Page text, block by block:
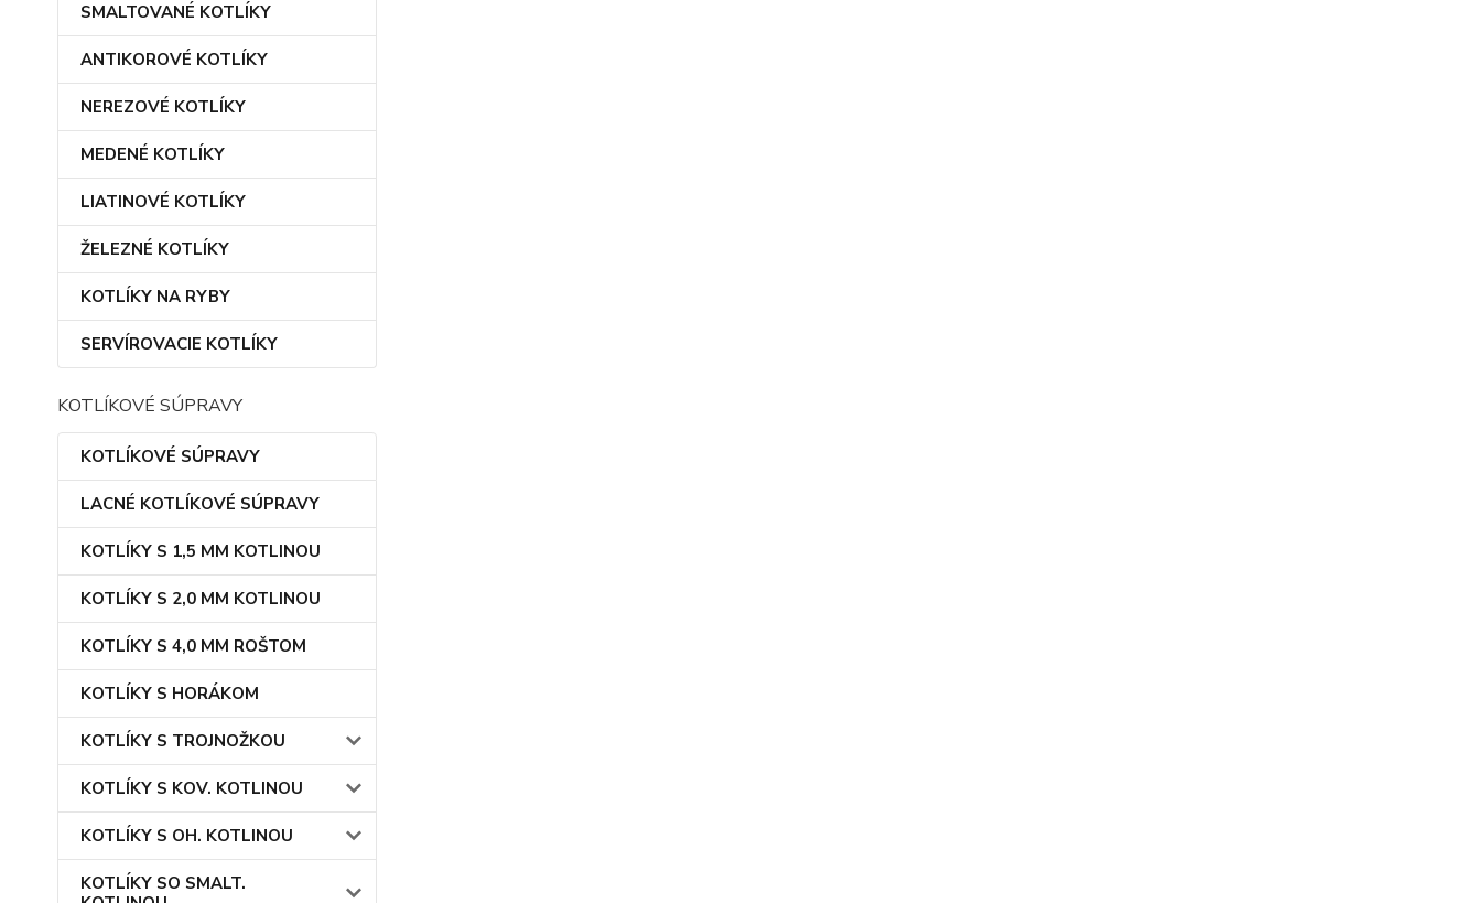
SMALTOVANÉ KOTLÍKY
ANTIKOROVÉ KOTLÍKY
NEREZOVÉ KOTLÍKY
MEDENÉ KOTLÍKY
LIATINOVÉ KOTLÍKY
ŽELEZNÉ KOTLÍKY
KOTLÍKY NA RYBY
SERVÍROVACIE KOTLÍKY
KOTLÍKOVÉ SÚPRAVY
KOTLÍKOVÉ SÚPRAVY
LACNÉ KOTLÍKOVÉ SÚPRAVY
KOTLÍKY S 1,5 MM KOTLINOU
KOTLÍKY S 2,0 MM KOTLINOU
KOTLÍKY S 4,0 MM ROŠTOM
KOTLÍKY S HORÁKOM
KOTLÍKY S TROJNOŽKOU
KOTLÍKY S KOV. KOTLINOU
KOTLÍKY S OH. KOTLINOU
KOTLÍKY SO SMALT.